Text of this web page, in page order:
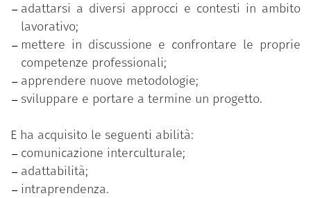
adattarsi a diversi approcci e contesti in ambito
lavorativo;
mettere in discussione e confrontare le proprie
competenze professionali;
apprendere nuove metodologie;
sviluppare e portare a termine un progetto.
E ha acquisito le seguenti abilità:
comunicazione interculturale;
adattabilità;
intraprendenza.